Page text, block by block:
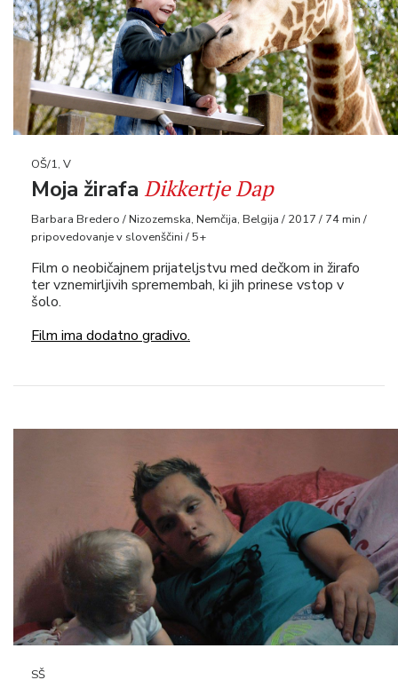
OŠ/1, V
Moja žirafa Dikkertje Dap
Barbara Bredero / Nizozemska, Nemčija, Belgija / 2017 / 74 min /
pripovedovanje v slovenščini / 5+
Film o neobičajnem prijateljstvu med dečkom in žirafo
ter vznemirljivih spremembah, ki jih prinese vstop v
šolo.
Film ima dodatno gradivo.
SŠ